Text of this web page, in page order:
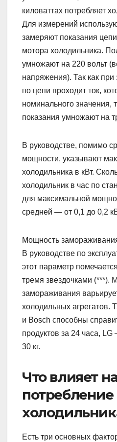
киловаттах потребляет
Для измерений
замеряют показания
мотора холодильника.
умножают на 220 вольт
напряжения). Так как при
по цепи проходит ток,
номинального значения,
показания умножают на
В руководстве, помимо
мощности, указывают
холодильника в кВт.
холодильник в час по
для максимальной
средней — от 0,1 до 0,2
Мощность
В руководстве по
этот параметр
тремя звездочками (***).
замораживания
холодильных агрегатов.
и Bosch способны
продуктов за 24 часа,
30 кг.
Что влияет
потребление
Есть три основных